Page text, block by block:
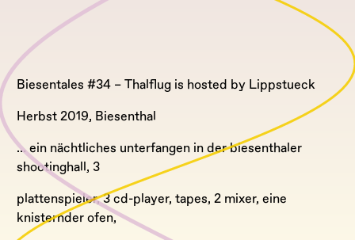
Biesentales #34 – Thalflug is hosted by Lippstueck
Herbst 2019, Biesenthal
… ein nächtliches unterfangen in der biesenthaler
shootinghall, 3
plattenspieler, 3 cd-player, tapes, 2 mixer, eine
knisternder ofen,